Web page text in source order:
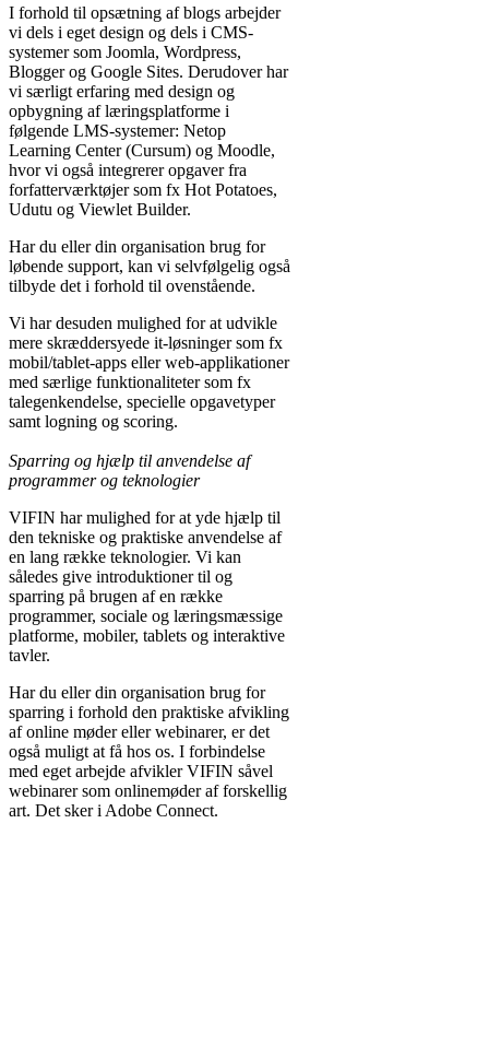
Pensato specificamente per le esigenze degli utenti locali,
dedicato in lingua e i metodi di pagamento più diffusi nel paese. La
standard di trasparenza, garantendo prelievi veloci e un ambiente di
community italiana e goditi il meglio del casinò online oggi stesso.
I forhold til opsætning af blogs arbejder
vi dels i eget design og dels i CMS-
systemer som Joomla, Wordpress,
Blogger og Google Sites. Derudover har
vi særligt erfaring med design og
opbygning af læringsplatforme i
følgende LMS-systemer: Netop
Learning Center (Cursum) og Moodle,
hvor vi også integrerer opgaver fra
forfatterværktøjer som fx Hot Potatoes,
Udutu og Viewlet Builder.
Har du eller din organisation brug for
løbende support, kan vi selvfølgelig også
tilbyde det i forhold til ovenstående.
Vi har desuden mulighed for at udvikle
mere skræddersyede it-løsninger som fx
mobil/tablet-apps eller web-applikationer
med særlige funktionaliteter som fx
talegenkendelse, specielle opgavetyper
samt logning og scoring.
Sparring og hjælp til anvendelse af
programmer og teknologier
VIFIN har mulighed for at yde hjælp til
den tekniske og praktiske anvendelse af
en lang række teknologier. Vi kan
således give introduktioner til og
sparring på brugen af en række
programmer, sociale og læringsmæssige
platforme, mobiler, tablets og interaktive
tavler.
Har du eller din organisation brug for
sparring i forhold den praktiske afvikling
af online møder eller webinarer, er det
også muligt at få hos os. I forbindelse
med eget arbejde afvikler VIFIN såvel
webinarer som onlinemøder af forskellig
art. Det sker i Adobe Connect.